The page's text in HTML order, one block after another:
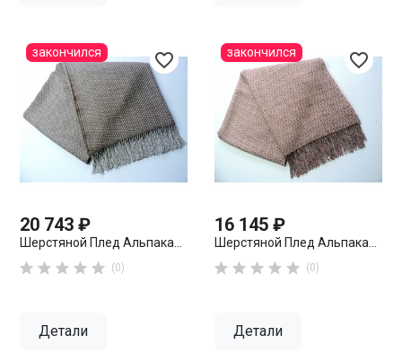
favorite_border
20 743 ₽
Шерстяной Плед Альпака...
     (0)
Детали
закончился favorite_border
16 145 ₽
Шерстяной Плед Альпака...
     (0)
Детали
закончился